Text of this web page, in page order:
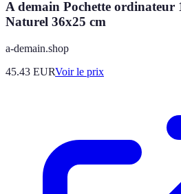
A demain Pochette ordinateur
Naturel 36x25 cm
a-demain.shop
45.43 EURVoir le prix